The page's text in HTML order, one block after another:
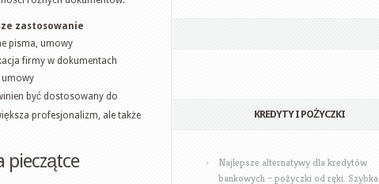
zastosowanie
pisma, umowy
firmy w dokumentach
umowy
być dostosowany do
profesjonalizm, ale także
pieczątce
KREDYTY I POŻYCZKI
Najlepsze alternatywy dla kredytów
bankowych – pożyczki od ręki. Szybka